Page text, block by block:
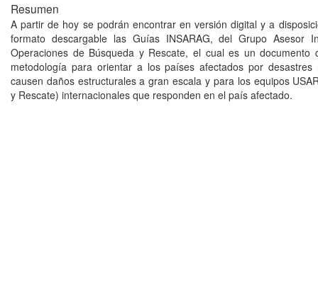
Resumen
A partir de hoy se podrán encontrar en versión digital y a
formato descargable las Guías INSARAG, del Grupo Asesor
Operaciones de Búsqueda y Rescate, el cual es un documento
metodología para orientar a los países afectados por desastres
causen daños estructurales a gran escala y para los equipos
y Rescate) internacionales que responden en el país afectado.